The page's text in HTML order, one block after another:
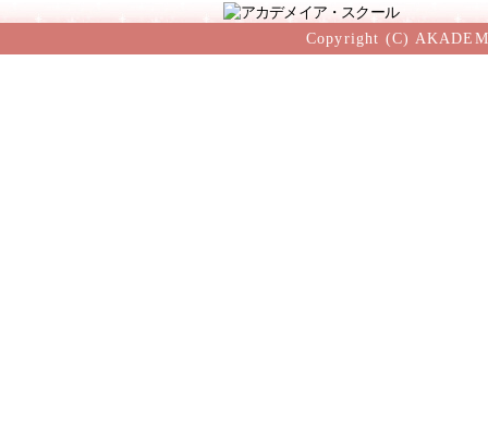
Copyright (C)